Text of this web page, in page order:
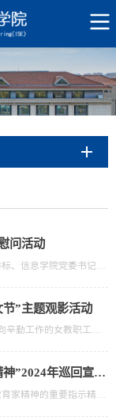
问活动
”主题观影活动
为迎接第114个国际劳动妇女节的到来，向辛勤工作的女教职工们致以节日的问候和由衷的祝福，3月8日上午，信息学院开展“三八国际劳动妇女节”主题观影活动，组织信息学院女教职工们观看电影《第二十条》。影片以真实案例为背景，展现了围绕我国刑法第二十条即“正当防卫”条款的理解与适用、个案处理与类案治理、法律与社会等关系之间的张力，强调了法治精神的重要性，倡导百姓遵法守法，通过法律途径解决纠纷，拿起法律武器维护...
学院组织师生线上收看“教育家精神”2024年巡回宣讲活动直播
为深入贯彻落实习近平总书记关于弘扬教育家精神的重要指示精神，激励广大教师大力弘扬践行教育家精神，信息科学与工程学院按照学校要求，积极谋划，广泛发动和组织全院师生于3月2日上午9:00至11:00，通过观看网络视频直播的形式，收看教育家精神2024年全国巡回宣讲（山东站）活动。报告会上，6位优秀教师讲述了他们躬耕教坛、无私奉献的育人实践和感人故事，生动阐释了“心有大我、至诚报国的理想信念，言为士则、行为世范的道...